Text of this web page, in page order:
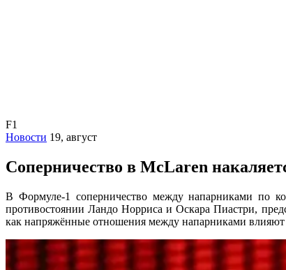
F1
Новости 19, август
Соперничество в McLaren
В Формуле-1 соперничество между напарниками по
противостоянии Ландо Норриса и Оскара Пиастри,
как напряжённые отношения между напарниками